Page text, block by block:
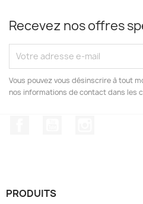
Recevez nos offres
Vous pouvez vous désinscrire à tout
nos informations de contact dans les
PRODUITS